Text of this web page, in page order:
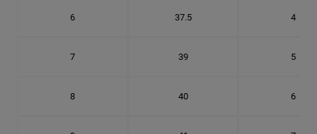
6 37.5 4
7 39 5
8 40 6